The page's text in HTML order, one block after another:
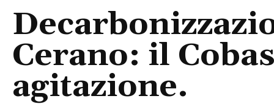
Cerano: il
agitazione.